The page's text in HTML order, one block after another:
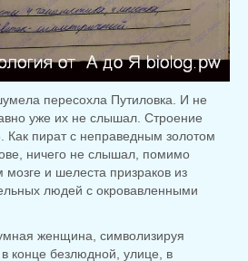
пересохла Путиловка. И не
уже их не слышал. Строение
Как пират с неправедным золотом
ничего не слышал, помимо
и шелеста призраков из
людей с окровавленными
женщина, символизируя
конце безлюдной, улице, в